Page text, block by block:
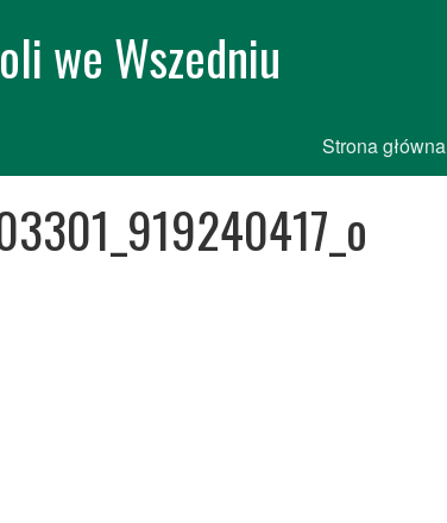
we Wszedniu
Strona główna